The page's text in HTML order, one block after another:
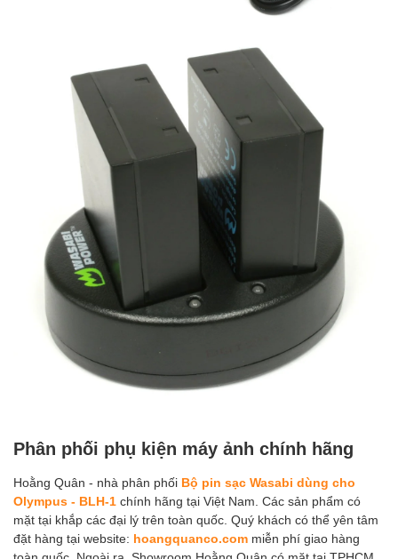
Phân phối phụ kiện máy ảnh chính hãng
Hoằng Quân - nhà phân phối Bộ pin sạc Wasabi dùng cho
Olympus - BLH-1 chính hãng tại Việt Nam. Các sản phẩm có
mặt tại khắp các đại lý trên toàn quốc. Quý khách có thể yên tâm
đặt hàng tại website: hoangquanco.com miễn phí giao hàng